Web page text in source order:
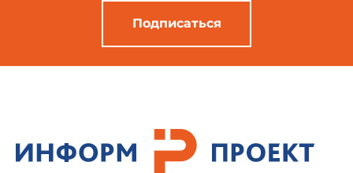
Подписаться